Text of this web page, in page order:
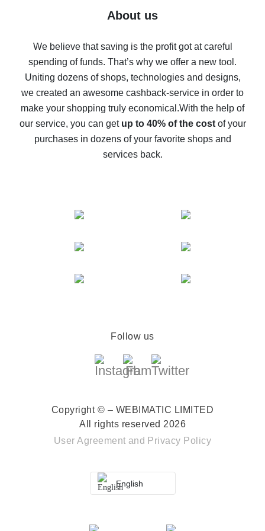
Five ways to get the most cash back on AliExpress
back
10% cash back on AliExpress - the impossible is
possible
The best cash back on AliExpress - how to find it
The best cash back service for AliExpress - let's
compare offers
About us
We believe that saving is the profit got at careful
spending of funds. That’s why we offer a new tool.
Uniting dozens of shops, technologies and designs,
we created an awesome cashback-service in order to
make your shopping truly economical.With the help of
our service, you can get up to 40% of the costof your
purchases in dozens of your favorite shops and
services back.
Follow us
Copyright © – WEBIMATIC LIMITED
All rights reserved 2026
User Agreement and Privacy Policy
English